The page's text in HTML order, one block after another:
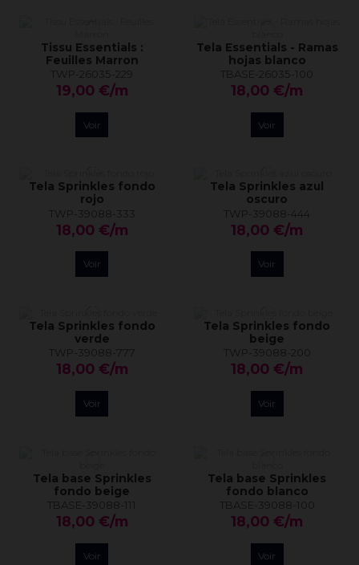
Tissu Essentials :
Feuilles Marron
TWP-26035-229
19,00 €/m
Voir
Tela Essentials - Ramas
hojas blanco
TBASE-26035-100
18,00 €/m
Voir
Tela Sprinkles fondo
rojo
TWP-39088-333
18,00 €/m
Voir
Tela Sprinkles azul
oscuro
TWP-39088-444
18,00 €/m
Voir
Tela Sprinkles fondo
verde
TWP-39088-777
18,00 €/m
Voir
Tela Sprinkles fondo
beige
TWP-39088-200
18,00 €/m
Voir
Tela base Sprinkles
fondo beige
TBASE-39088-111
18,00 €/m
Voir
Tela base Sprinkles
fondo blanco
TBASE-39088-100
18,00 €/m
Voir